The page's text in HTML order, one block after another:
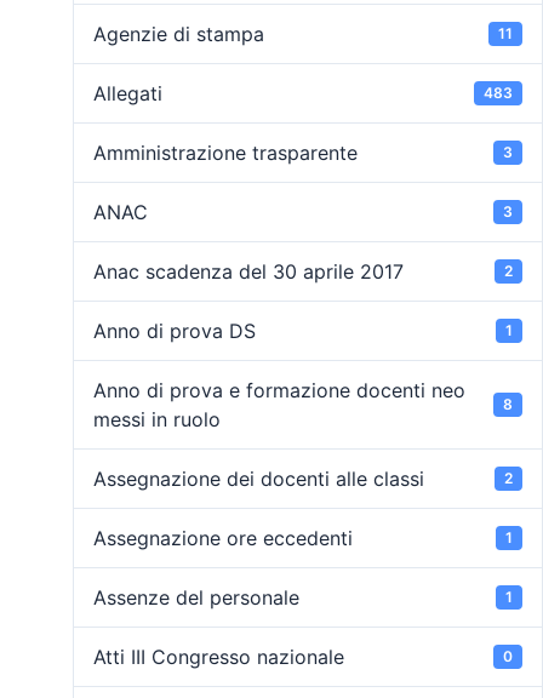
Agenzie di stampa 11
Allegati 483
Amministrazione trasparente 3
ANAC 3
Anac scadenza del 30 aprile 2017 2
Anno di prova DS 1
Anno di prova e formazione docenti neo
messi in ruolo
8
Assegnazione dei docenti alle classi 2
Assegnazione ore eccedenti 1
Assenze del personale 1
Atti III Congresso nazionale 0